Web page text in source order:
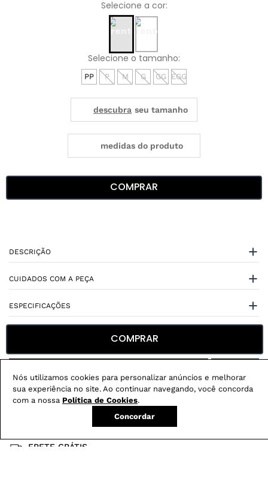
Nós utilizamos cookies para personalizar anúncios e melhorar
sua experiência no site. Ao continuar navegando, você concorda
com a nossa Política de Cookies.
Concordar
PP P M G GG EGG
medidas do produto
COMPRAR
DESCRIÇÃO
CUIDADOS COM A PEÇA
ESPECIFICAÇÕES
Não sei meu CEP
FRETE GRÁTIS
COMPRAR